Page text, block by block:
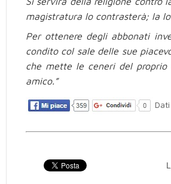
magistratura lo contrasterà; la
Per ottenere degli abbonati
condito col sale delle sue
che mette le ceneri del proprio
amico.”